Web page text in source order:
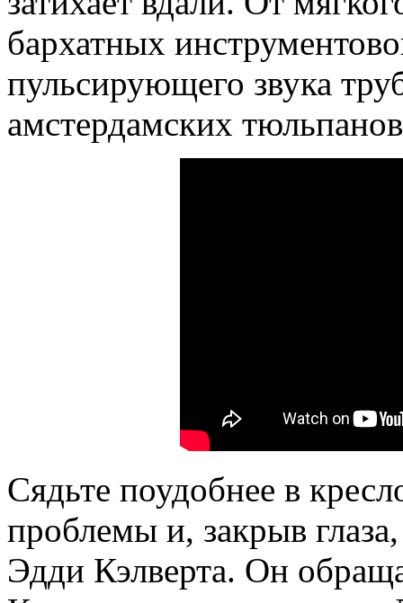
бархатных
пульсирующего звука
амстердамских
Сядьте поудобнее в
проблемы и, закрыв
Эдди Кэлверта. Он